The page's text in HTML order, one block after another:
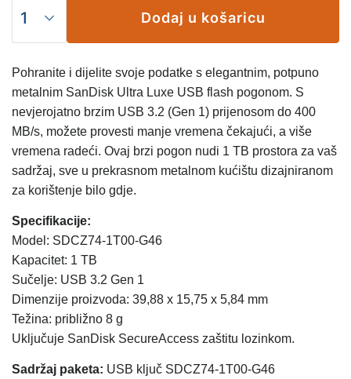
Pohranite i dijelite svoje podatke s elegantnim, potpuno
metalnim SanDisk Ultra Luxe USB flash pogonom. S
nevjerojatno brzim USB 3.2 (Gen 1) prijenosom do 400
MB/s, možete provesti manje vremena čekajući, a više
vremena radeći. Ovaj brzi pogon nudi 1 TB prostora za vaš
sadržaj, sve u prekrasnom metalnom kućištu dizajniranom
za korištenje bilo gdje.
Specifikacije:
Model: SDCZ74-1T00-G46
Kapacitet: 1 TB
Sučelje: USB 3.2 Gen 1
Dimenzije proizvoda: 39,88 x 15,75 x 5,84 mm
Težina: približno 8 g
Uključuje SanDisk SecureAccess zaštitu lozinkom.
Sadržaj paketa: USB ključ SDCZ74-1T00-G46
Dodaj u košaricu